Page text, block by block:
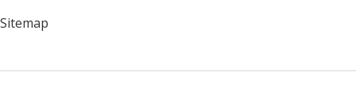
Sitemap